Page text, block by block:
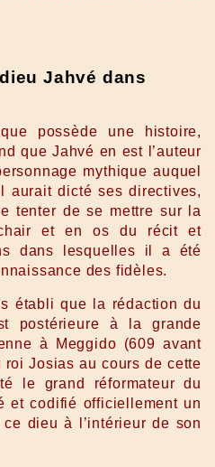
Jahvé dans
possède une histoire,
que Jahvé en est l’auteur
mythique auquel
aurait dicté ses directives,
tenter de se mettre sur la
et en os du récit et
dans lesquelles il a été
des fidèles.
établi que la rédaction du
postérieure à la grande
à Meggido (609 avant
Josias au cours de cette
le grand réformateur du
et codifié officiellement un
dieu à l’intérieur de son